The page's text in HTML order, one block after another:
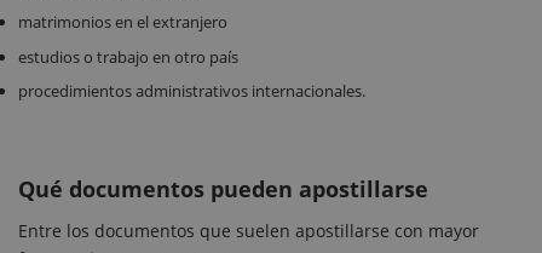
matrimonios en el extranjero
estudios o trabajo en otro país
procedimientos administrativos internacionales.
Qué documentos pueden apostillarse
Entre los documentos que suelen apostillarse con mayor